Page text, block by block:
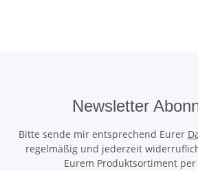
Newsletter
Bitte sende mir entsprechend Eurer
regelmäßig und jederzeit
Eurem Produktsortiment per